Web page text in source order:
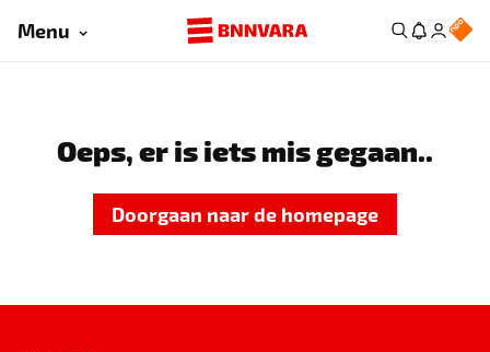
Menu
Oeps, er is iets mis gegaan..
Doorgaan naar de homepage